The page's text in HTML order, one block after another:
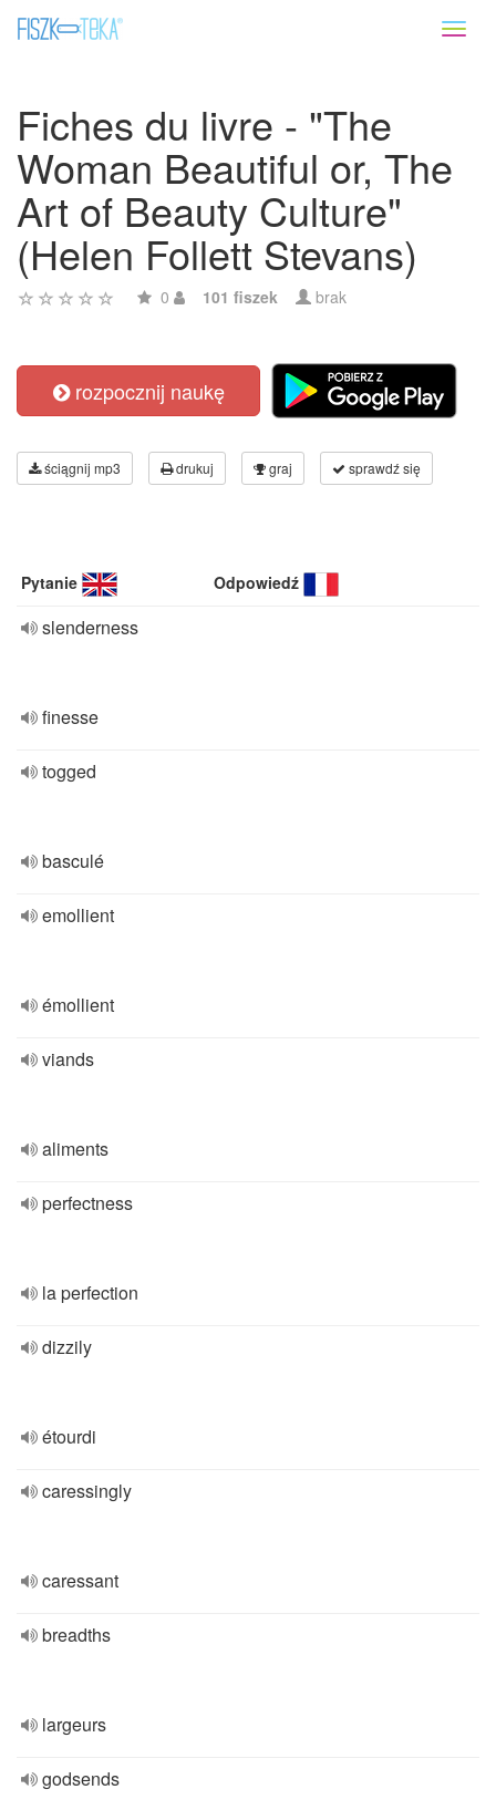
Fiches du livre - "The
Woman Beautiful or, The
Art of Beauty Culture"
(Helen Follett Stevans)
0 101 fiszek brak
rozpocznij naukę
ściągnij mp3 drukuj graj sprawdź się
Pytanie Odpowiedź
slenderness
finesse
togged
basculé
emollient
émollient
viands
aliments
perfectness
la perfection
dizzily
étourdi
caressingly
caressant
breadths
largeurs
godsends